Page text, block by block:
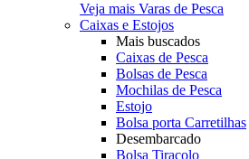
Veja mais Varas de Pesca
Caixas e Estojos
Mais buscados
Caixas de Pesca
Bolsas de Pesca
Mochilas de Pesca
Estojo
Bolsa porta Carretilhas
Desembarcado
Bolsa Tiracolo